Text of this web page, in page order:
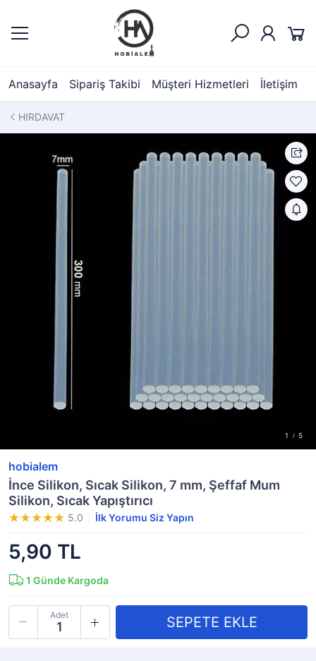
Anasayfa Sipariş Takibi Müşteri Hizmetleri İletişim
HIRDAVAT
hobialem
İnce Silikon, Sıcak Silikon, 7 mm, Şeffaf Mum
Silikon, Sıcak Yapıştırıcı
5.0 İlk Yorumu Siz Yapın
5,90 TL
1 Günde Kargoda
Adet